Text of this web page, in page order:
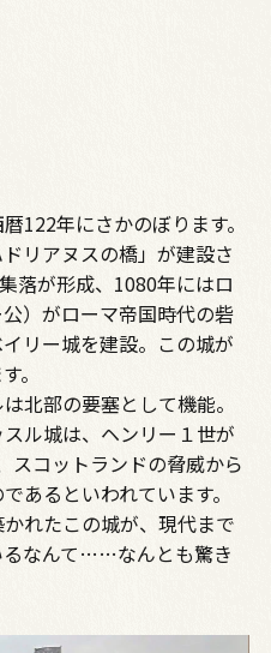
122年にさかのぼります。
リアヌスの橋」が建設さ
落が形成、1080年にはロ
）がローマ帝国時代の砦
リー城を建設。この城が
。
北部の要塞として機能。
ル城は、ヘンリー１世が
スコットランドの脅威から
あるといわれています。
れたこの城が、現代まで
るなんて……なんとも驚き